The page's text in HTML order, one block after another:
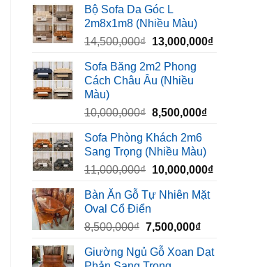
là:
13,500,000₫.
Bộ Sofa Da Góc L
2m8x1m8 (Nhiều Màu)
14,500,000₫ Giá
là:
14,500,000₫.
13,000,000₫Giá
Sofa Băng 2m2 Phong
Cách Châu Âu (Nhiều
Màu)
10,000,000₫ Giá
là:
10,000,000₫.
8,500,000₫Giá
là:
Sofa Phòng Khách 2m6
Sang Trọng (Nhiều Màu)
11,000,000₫ Giá
là:
10,000,000₫Giá
Bàn Ăn Gỗ Tự Nhiên Mặt
Oval Cổ Điển
8,500,000₫ Giá
là:
7,500,000₫Giá
tại
Giường Ngủ Gỗ Xoan Dạt